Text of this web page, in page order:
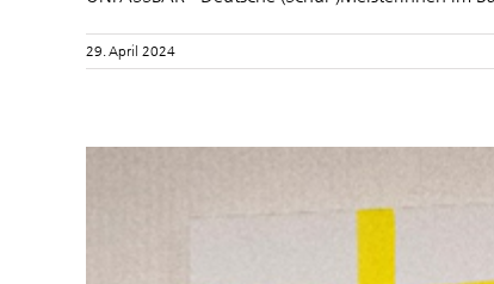
29. April 2024